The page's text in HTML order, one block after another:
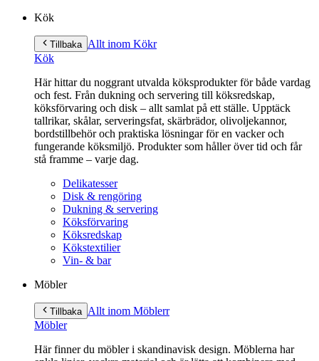
Kök
Tillbaka Allt inom Kökr
Kök
Här hittar du noggrant utvalda köksprodukter för både vardag
och fest. Från dukning och servering till köksredskap,
köksförvaring och disk – allt samlat på ett ställe. Upptäck
tallrikar, skålar, serveringsfat, skärbrädor, olivoljekannor,
bordstillbehör och praktiska lösningar för en vacker och
fungerande köksmiljö. Produkter som håller över tid och får
stå framme – varje dag.
Delikatesser
Disk & rengöring
Dukning & servering
Köksförvaring
Köksredskap
Kökstextilier
Vin- & bar
Möbler
Tillbaka Allt inom Möblerr
Möbler
Här finner du möbler i skandinavisk design. Möblerna har